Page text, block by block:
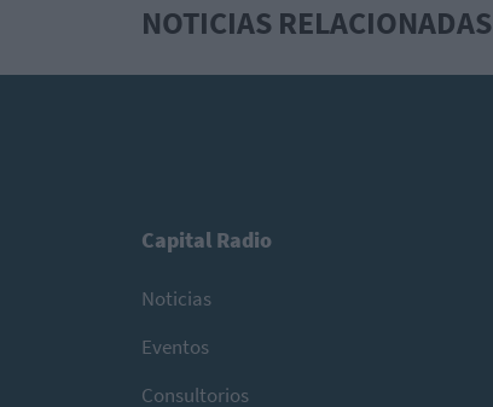
NOTICIAS RELACIONADAS
Capital Radio
Noticias
Eventos
Consultorios